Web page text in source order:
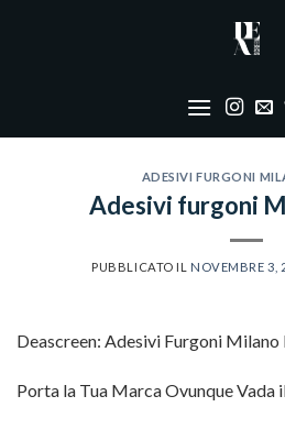
ADESIVI FURGONI
Adesivi furgoni
PUBBLICATO IL NOVEMBRE 3,
Deascreen: Adesivi Furgoni Milano
Porta la Tua Marca Ovunque Vada